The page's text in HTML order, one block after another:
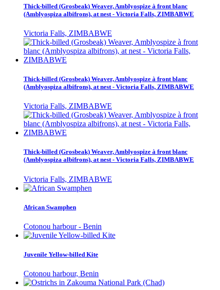
Thick-billed (Grosbeak) Weaver, Amblyospize à front blanc
(Amblyospiza albifrons), at nest - Victoria Falls, ZIMBABWE
Victoria Falls, ZIMBABWE
Thick-billed (Grosbeak) Weaver, Amblyospize à front blanc
(Amblyospiza albifrons), at nest - Victoria Falls, ZIMBABWE
Victoria Falls, ZIMBABWE
Thick-billed (Grosbeak) Weaver, Amblyospize à front blanc
(Amblyospiza albifrons), at nest - Victoria Falls, ZIMBABWE
Victoria Falls, ZIMBABWE
African Swamphen
Cotonou harbour - Benin
Juvenile Yellow-billed Kite
Cotonou harbour, Benin